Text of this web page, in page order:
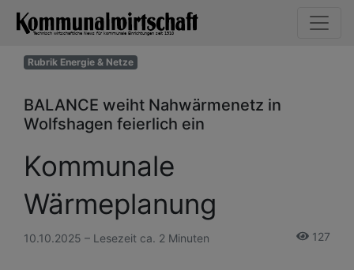
Rubrik Energie & Netze
BALANCE weiht Nahwärmenetz in
Wolfshagen feierlich ein
Kommunale
Wärmeplanung
10.10.2025 – Lesezeit ca. 2 Minuten 127